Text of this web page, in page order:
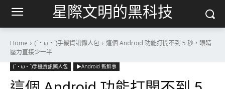
星際文明的黑科技
Home (´・ω・`)手機資訊懶人包
這個 Android 功能打開不到 5 秒，眼睛
壓力直接少一半
(´・ω・`)手機資訊懶人包 ▶Android 新鮮事